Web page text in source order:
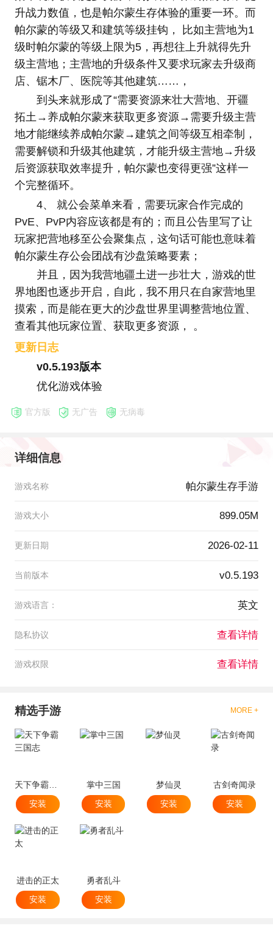
升战力数值，也是帕尔蒙生存体验的重要一环。而
帕尔蒙的等级又和建筑等级挂钩， 比如主营地为1
级时帕尔蒙的等级上限为5，再想往上升就得先升
级主营地；主营地的升级条件又要求玩家去升级商
店、锯木厂、医院等其他建筑……，
到头来就形成了“需要资源来壮大营地、开疆
拓土→养成帕尔蒙来获取更多资源→需要升级主营
地才能继续养成帕尔蒙→建筑之间等级互相牵制，
需要解锁和升级其他建筑，才能升级主营地→升级
后资源获取效率提升，帕尔蒙也变得更强”这样一
个完整循环。
4、 就公会菜单来看，需要玩家合作完成的
PvE、PvP内容应该都是有的；而且公告里写了让
玩家把营地移至公会聚集点，这句话可能也意味着
帕尔蒙生存公会团战有沙盘策略要素；
并且，因为我营地疆土进一步壮大，游戏的世
界地图也逐步开启，自此，我不用只在自家营地里
摸索，而是能在更大的沙盘世界里调整营地位置、
查看其他玩家位置、获取更多资源， 。
更新日志
v0.5.193版本
优化游戏体验
官方版 无广告 无病毒
详细信息
游戏名称 帕尔蒙生存手游
游戏大小 899.05M
更新日期 2026-02-11
当前版本 v0.5.193
游戏语言： 英文
隐私协议 查看详情
游戏权限 查看详情
精选手游 MORE +
天下争霸三国志
安装
掌中三国
安装
梦仙灵
安装
古剑奇闻录
安装
进击的正太
安装
勇者乱斗
安装